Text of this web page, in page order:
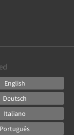
English
Deutsch
Italiano
Português